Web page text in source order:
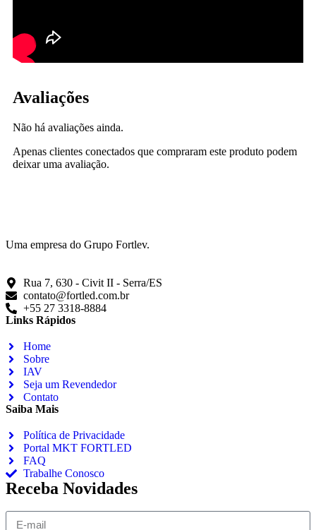
Avaliações
Não há avaliações ainda.
Apenas clientes conectados que compraram este produto podem
deixar uma avaliação.
Uma empresa do Grupo Fortlev.
Rua 7, 630 - Civit II - Serra/ES
contato@fortled.com.br
+55 27 3318-8884
Links Rápidos
Home
Sobre
IAV
Seja um Revendedor
Contato
Saiba Mais
Política de Privacidade
Portal MKT FORTLED
FAQ
Trabalhe Conosco
Receba Novidades